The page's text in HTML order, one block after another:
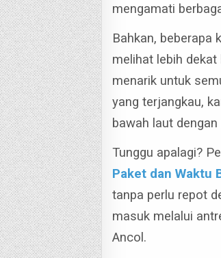
mengamati
Bahkan, beberapa
melihat lebih dekat
menarik untuk
yang terjangkau,
bawah laut
Tunggu apalagi?
Paket dan Waktu
tanpa perlu repot
masuk melalui
Ancol.